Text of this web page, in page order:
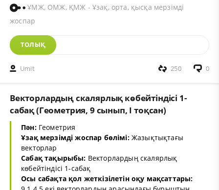
ҰМЖ, ОМЖ, ҚМЖ - Ұзақ, орта, қысқа мерзімді
жоспар
ТОЛЫҚ
Umit 0
250
Векторлардың скалярлық көбейтіндісі 1-
сабақ (Геометрия, 9 сынып, I тоқсан)
Пән:Геометрия
Ұзақ мерзімді жоспар бөлімі:Жазықтықтағы
векторлар
Сабақ тақырыбы: Векторлардың скалярлық
көбейтіндісі 1-сабақ
Осы сабақта қол жеткізілетін оқу мақсаттары: